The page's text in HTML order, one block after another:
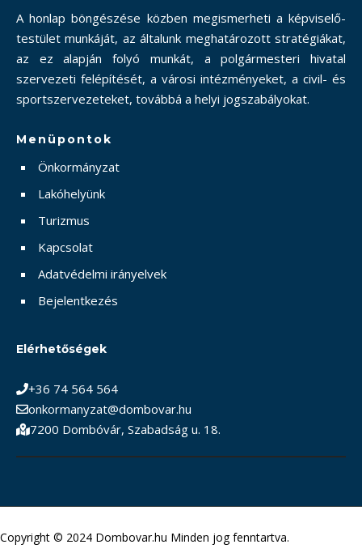
A honlap böngészése közben megismerheti a képviselő-
testület munkáját, az általunk meghatározott stratégiákat,
az ez alapján folyó munkát, a polgármesteri hivatal
szervezeti felépítését, a városi intézményeket, a civil- és
sportszervezeteket, továbbá a helyi jogszabályokat.
Menüpontok
Önkormányzat
Lakóhelyünk
Turizmus
Kapcsolat
Adatvédelmi irányelvek
Bejelentkezés
Elérhetőségek
+36 74 564 564
onkormanyzat@dombovar.hu
7200 Dombóvár, Szabadság u. 18.
Copyright © 2024 Dombovar.hu Minden jog fenntartva.